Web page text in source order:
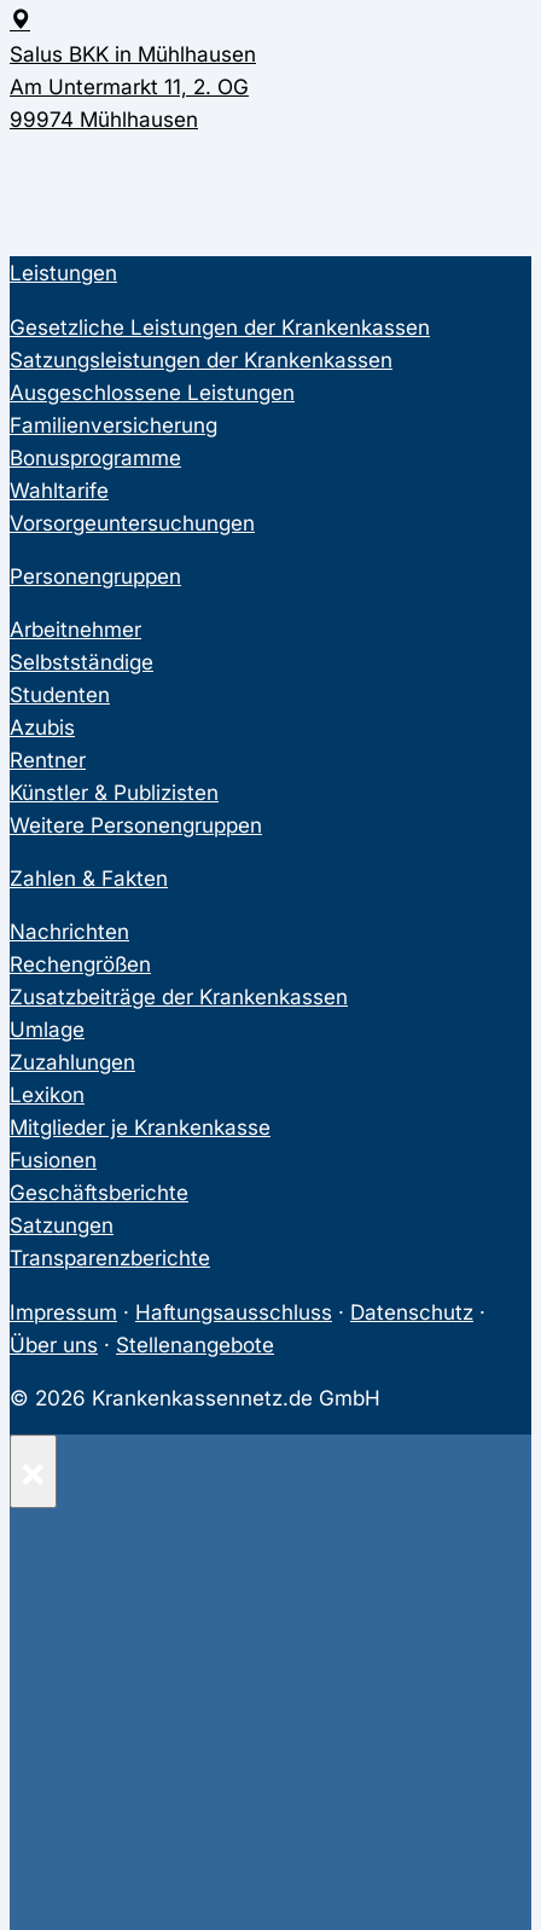
Salus BKK in Mühlhausen
Am Untermarkt 11, 2. OG
99974 Mühlhausen
Leistungen
Gesetzliche Leistungen der Krankenkassen
Satzungsleistungen der Krankenkassen
Ausgeschlossene Leistungen
Familienversicherung
Bonusprogramme
Wahltarife
Vorsorgeuntersuchungen
Personengruppen
Arbeitnehmer
Selbstständige
Studenten
Azubis
Rentner
Künstler & Publizisten
Weitere Personengruppen
Zahlen & Fakten
Nachrichten
Rechengrößen
Zusatzbeiträge der Krankenkassen
Umlage
Zuzahlungen
Lexikon
Mitglieder je Krankenkasse
Fusionen
Geschäftsberichte
Satzungen
Transparenzberichte
Impressum · Haftungsausschluss · Datenschutz ·
Über uns · Stellenangebote
© 2026 Krankenkassennetz.de GmbH